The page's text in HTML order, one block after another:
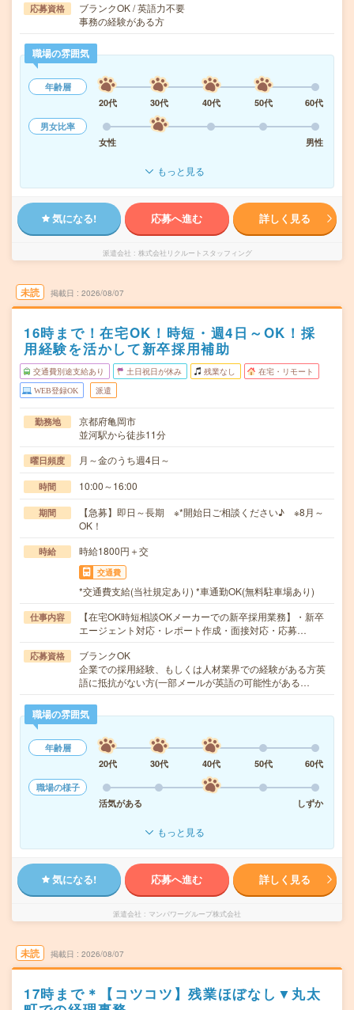
応募資格
ブランクOK / 英語力不要
事務の経験がある方
職場の雰囲気
年齢層
20代
30代 40代 50代
60代
男女比率
女性
男性
もっと見る
気になる! 応募へ進む 詳しく見る
派遣会社 株式会社リクルートスタッフィング
未読 掲載日 2026/08/07
16時まで！在宅OK！時短・週4日～OK！採
用経験を活かして新卒採用補助
交通費別途支給あり 土日祝日が休み 残業なし 在宅・リモート
WEB登録OK 派遣
勤務地
京都府亀岡市
並河駅から徒歩11分
曜日頻度 月～金のうち週4日～
時間 10:00～16:00
期間
【急募】即日～長期 ※*開始日ご相談ください♪ ※8月～
OK！
時給 時給1800円＋交
交通費
*交通費支給(当社規定あり) *車通勤OK(無料駐車場あり)
仕事内容
【在宅OK時短相談OKメーカーでの新卒採用業務】・新卒
エージェント対応・レポート作成・面接対応・応募…
応募資格
ブランクOK
企業での採用経験、もしくは人材業界での経験がある方英
語に抵抗がない方(一部メールが英語の可能性がある…
職場の雰囲気
年齢層
20代
30代 40代 50代
60代
職場の様子
活気がある
しずか
もっと見る
気になる! 応募へ進む 詳しく見る
派遣会社 マンパワーグループ株式会社
未読 掲載日 2026/08/07
17時まで＊【コツコツ】残業ほぼなし▼丸太